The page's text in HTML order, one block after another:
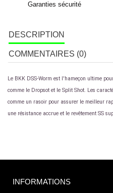
Garanties sécurité
DESCRIPTION
COMMENTAIRES (0)
Le BKK DSS-Worm est l'hameçon ultime
comme le Dropsot et le Split Shot. Les
comme un rasoir pour assurer le meilleur
une résistance accrue et le revêtement SS
INFORMATIONS